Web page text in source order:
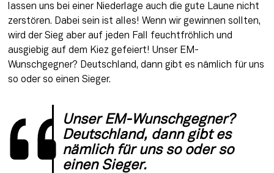
lassen uns bei einer Niederlage auch die gute Laune nicht
zerstören. Dabei sein ist alles! Wenn wir gewinnen sollten,
wird der Sieg aber auf jeden Fall feuchtfröhlich und
ausgiebig auf dem Kiez gefeiert! Unser EM-
Wunschgegner? Deutschland, dann gibt es nämlich für uns
so oder so einen Sieger.
Unser EM-Wunschgegner?
Deutschland, dann gibt es
nämlich für uns so oder so
einen Sieger.